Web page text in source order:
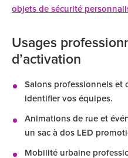
objets de sécurité
Usages
d’activation
Salons professionnels et
identifier vos équipes.
Animations de rue et
un sac à dos LED
Mobilité urbaine